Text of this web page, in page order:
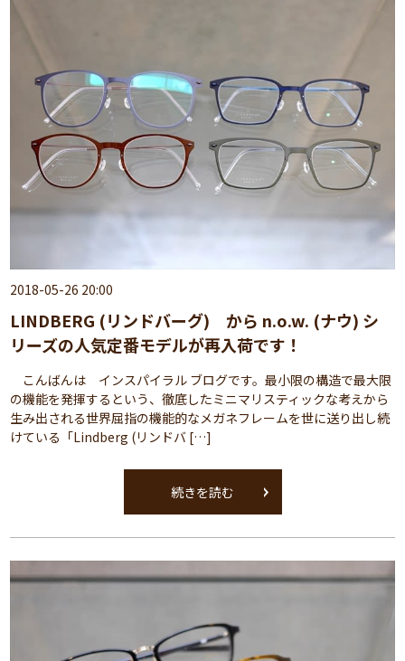
2018-05-26 20:00
LINDBERG (リンドバーグ) から n.o.w. (ナウ) シ
リーズの人気定番モデルが再入荷です！
こんばんは インスパイラル ブログです。最小限の構造で最大限
の機能を発揮するという、徹底したミニマリスティックな考えから
生み出される世界屈指の機能的なメガネフレームを世に送り出し続
けている「Lindberg (リンドバ […]
続きを読む